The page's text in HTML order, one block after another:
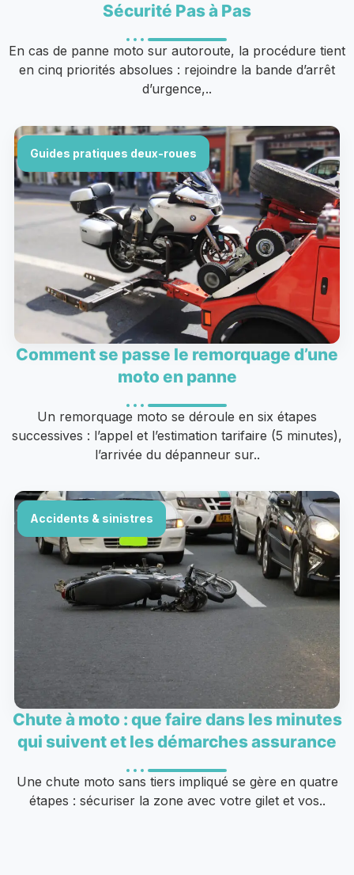
Sécurité Pas à Pas
En cas de panne moto sur autoroute, la procédure tient
en cinq priorités absolues : rejoindre la bande d’arrêt
d’urgence,..
Guides pratiques deux-roues
Comment se passe le remorquage d’une
moto en panne
Un remorquage moto se déroule en six étapes
successives : l’appel et l’estimation tarifaire (5 minutes),
l’arrivée du dépanneur sur..
Accidents & sinistres
Chute à moto : que faire dans les minutes
qui suivent et les démarches assurance
Une chute moto sans tiers impliqué se gère en quatre
étapes : sécuriser la zone avec votre gilet et vos..